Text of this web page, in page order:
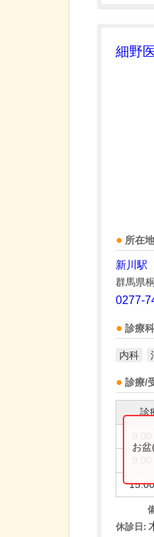
細野
所在
新川駅
群馬県
0277-
診療
内科
診療/
診
お
休診日: